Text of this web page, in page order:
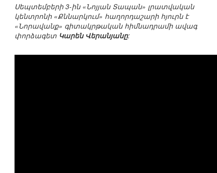
Սեպտեմբերի 3-ին «Նոյյան Տապան» լրատվական
կենտրոնի «Քննարկում» հաղորդաշարի հյուրն է
«Նորավանք» գիտակրթական հիմնադրամի ավագ
փորձագետ Կարեն Վերանյանը: